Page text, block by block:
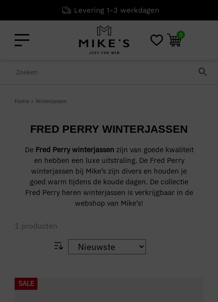
Levering 1-3 werkdagen
0
Home > Winterjassen
FRED PERRY WINTERJASSEN
De Fred Perry winterjassen zijn van goede kwaliteit
en hebben een luxe uitstraling. De Fred Perry
winterjassen bij Mike’s zijn divers en houden je
goed warm tijdens de koude dagen. De collectie
Fred Perry heren winterjassen is verkrijgbaar in de
webshop van Mike’s!
1 producten
SALE